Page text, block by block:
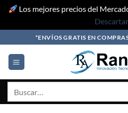
Los mejores precios del
Descartar
to
content
*ENVÍOS GRATIS EN